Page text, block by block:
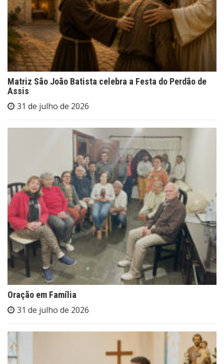
Matriz São João Batista celebra a Festa do Perdão de
Assis
31 de julho de 2026
Oração em Família
31 de julho de 2026